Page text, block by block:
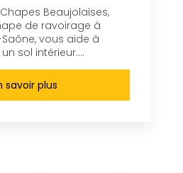
Chapes Beaujolaises,
de ravoirage à
vous aide à
sol intérieur....
savoir plus